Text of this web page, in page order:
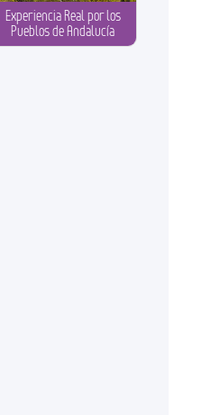
Experiencia Real por los
Pueblos de Andalucía